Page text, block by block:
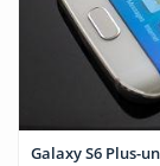
Galaxy S6 Plus-